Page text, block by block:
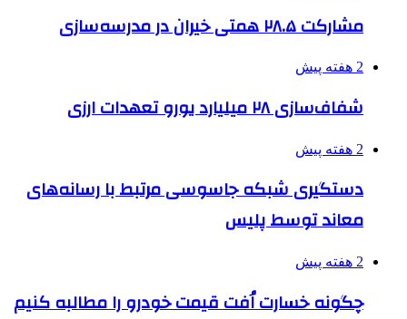
مشارکت ۲۸.۵ همتی خیران در مدرسه‌سازی
2 هفته پیش
شفاف‌سازی ۲۸ میلیارد یورو تعهدات ارزی
2 هفته پیش
دستگیری شبکه جاسوسی مرتبط با رسانه‌های
معاند توسط پلیس
2 هفته پیش
چگونه خسارت اُفت قیمت خودرو را مطالبه کنیم